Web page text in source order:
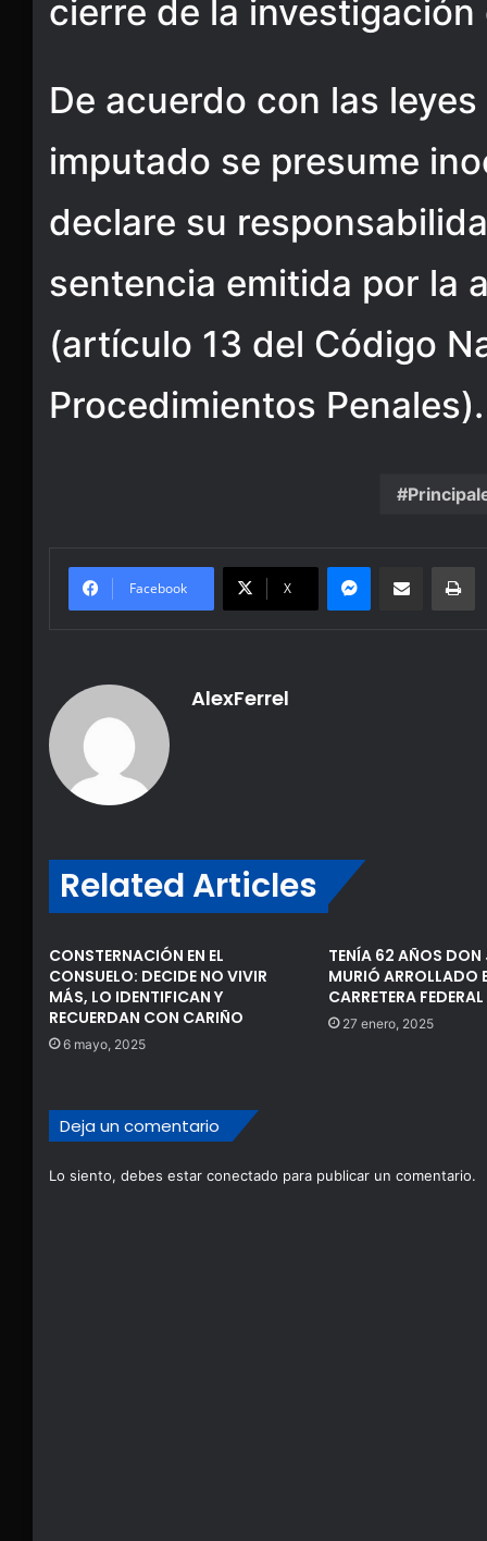
cierre de la
De acuerdo con las
imputado se presume
declare su
sentencia emitida por la
(artículo 13 del Código
Procedimientos Penales).
Facebook X
Messenger
Share via Email
AlexFerrel
Related Articles
CONSTERNACIÓN EN EL
CONSUELO: DECIDE NO VIVIR
MÁS, LO IDENTIFICAN Y
RECUERDAN CON CARIÑO
6 mayo, 2025
TENÍA 62 AÑOS DON
MURIÓ ARROLLADO
CARRETERA FEDERAL
27 enero, 2025
Deja un comentario
Lo siento, debes estar conectado para publicar un comentario.